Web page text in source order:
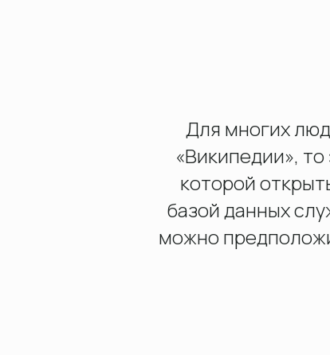
Для многих
«Википедии»,
которой
базой данных
можно